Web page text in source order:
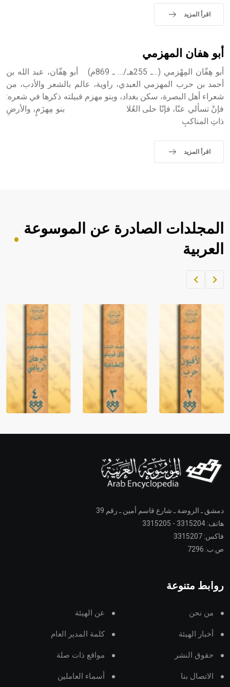
حيث تقتصر القيمة الصوتية للعلامة الك
اقرأ المزيد
أبو هفان المهزمي
أبو هِفّان المِهْزمي (…ـ 255هـ/… ـ 869م) أبو هِفّان، عبد الله بن
أحمد بن حرب المهزمي العبدي، راوية، عالم بالشعر والأدب، من
شعراء أهل البصرة، سكن بغداد، وبنو مهزم قبيلته ذكرها في شعره:
فإنْ تسألي عنّا، فإنّا حلى العُلا بنو مِهزَمٍ، والأرضِ
ذاتِ المناكبِ
اقرأ المزيد
المجلدات الصادرة عن الموسوعة
العربية
دمشق ـ الروضة ـ شارع قاسم أمين ـ رقم 39
هاتف: 3315204 - 3315205
فاكس: 3315207
ص.ب: 7296
روابط متنوعة
من نحن عن الهيئة
أخبار الهيئة كلمة المدير العام
حقوق النشر مواقع ذات صلة
الاتصال بنا أسماء العاملين